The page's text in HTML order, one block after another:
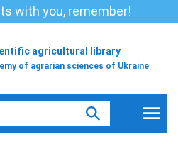
with you, remember!
agricultural library
of agrarian sciences of Ukraine